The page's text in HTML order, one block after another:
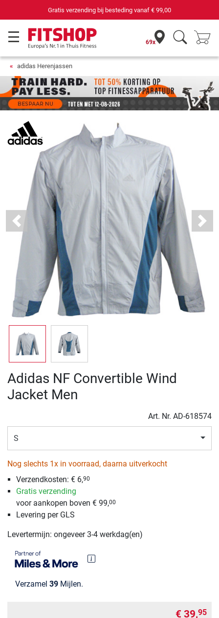
Gratis verzending bij besteding vanaf € 99,00
69x
adidas Herenjassen
Previous Next
Adidas NF Convertible Wind
Jacket Men
Art. Nr. AD-618574
S
Nog slechts 1x in voorraad, daarna uitverkocht
Verzendkosten: € 6,90
Gratis verzending
voor aankopen boven € 99,00
Levering per GLS
Levertermijn: ongeveer 3-4 werkdag(en)
Verzamel 39 Mijlen.
€ 39,95